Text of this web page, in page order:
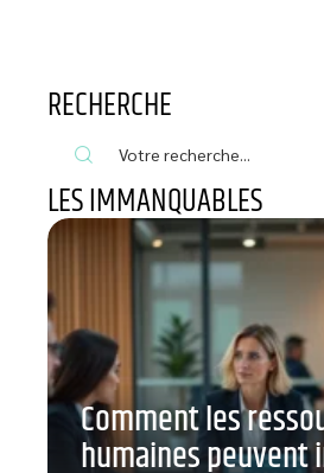
RECHERCHE
LES IMMANQUABLES
Comment les
humaines peuvent